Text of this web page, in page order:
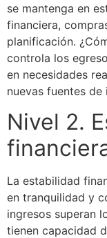
se mantenga en
financiera,
planificación.
controla los
en necesidades
nuevas fuentes de
Nivel 2.
La estabilidad
en tranquilidad y
ingresos superan
tienen capacidad